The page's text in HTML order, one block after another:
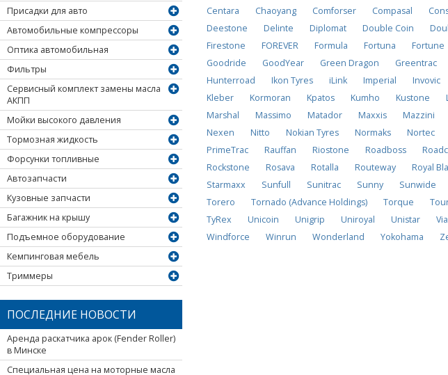
Присадки для авто
Автомобильные компрессоры
Оптика автомобильная
Фильтры
Сервисный комплект замены масла
АКПП
Мойки высокого давления
Тормозная жидкость
Форсунки топливные
Автозапчасти
Кузовные запчасти
Багажник на крышу
Подъемное оборудование
Кемпинговая мебель
Триммеры
ПОСЛЕДНИЕ НОВОСТИ
Аренда раскатчика арок (Fender Roller)
в Минске
Специальная цена на моторные масла
Centara
Chaoyang Comforser Compasal
Deestone
Delinte Diplomat Double Coin
Firestone
FOREVER Formula Fortuna Fortune
Goodride
GoodYear Green Dragon Greentrac
Hunterroad
Ikon Tyres iLink Imperial Invovic
Kleber
Kormoran Kpatos Kumho Kustone
Marshal
Massimo Matador Maxxis Mazzini
Nexen
Nitto Nokian Tyres Normaks Nortec
PrimeTrac
Rauffan Riostone Roadboss
Rockstone
Rosava Rotalla Routeway Royal
Starmaxx
Sunfull Sunitrac Sunny Sunwide
Torero
Tornado (Advance Holdings) Torque
TyRex
Unicoin Unigrip Uniroyal Unistar
Windforce
Winrun Wonderland Yokohama